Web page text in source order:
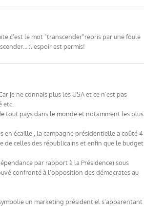
le mot "transcender"repris par une foule
:l’espoir est permis!
je ne connais plus les USA et ce n’est pas
etc.
tout pays dans le monde et notamment les plus
en écaille , la campagne présidentielle a coûté 4
de celles des républicains et enfin que le budget
par rapport à la Présidence) sous
confronté à l’opposition des démocrates au
un marketing présidentiel s’apparentant